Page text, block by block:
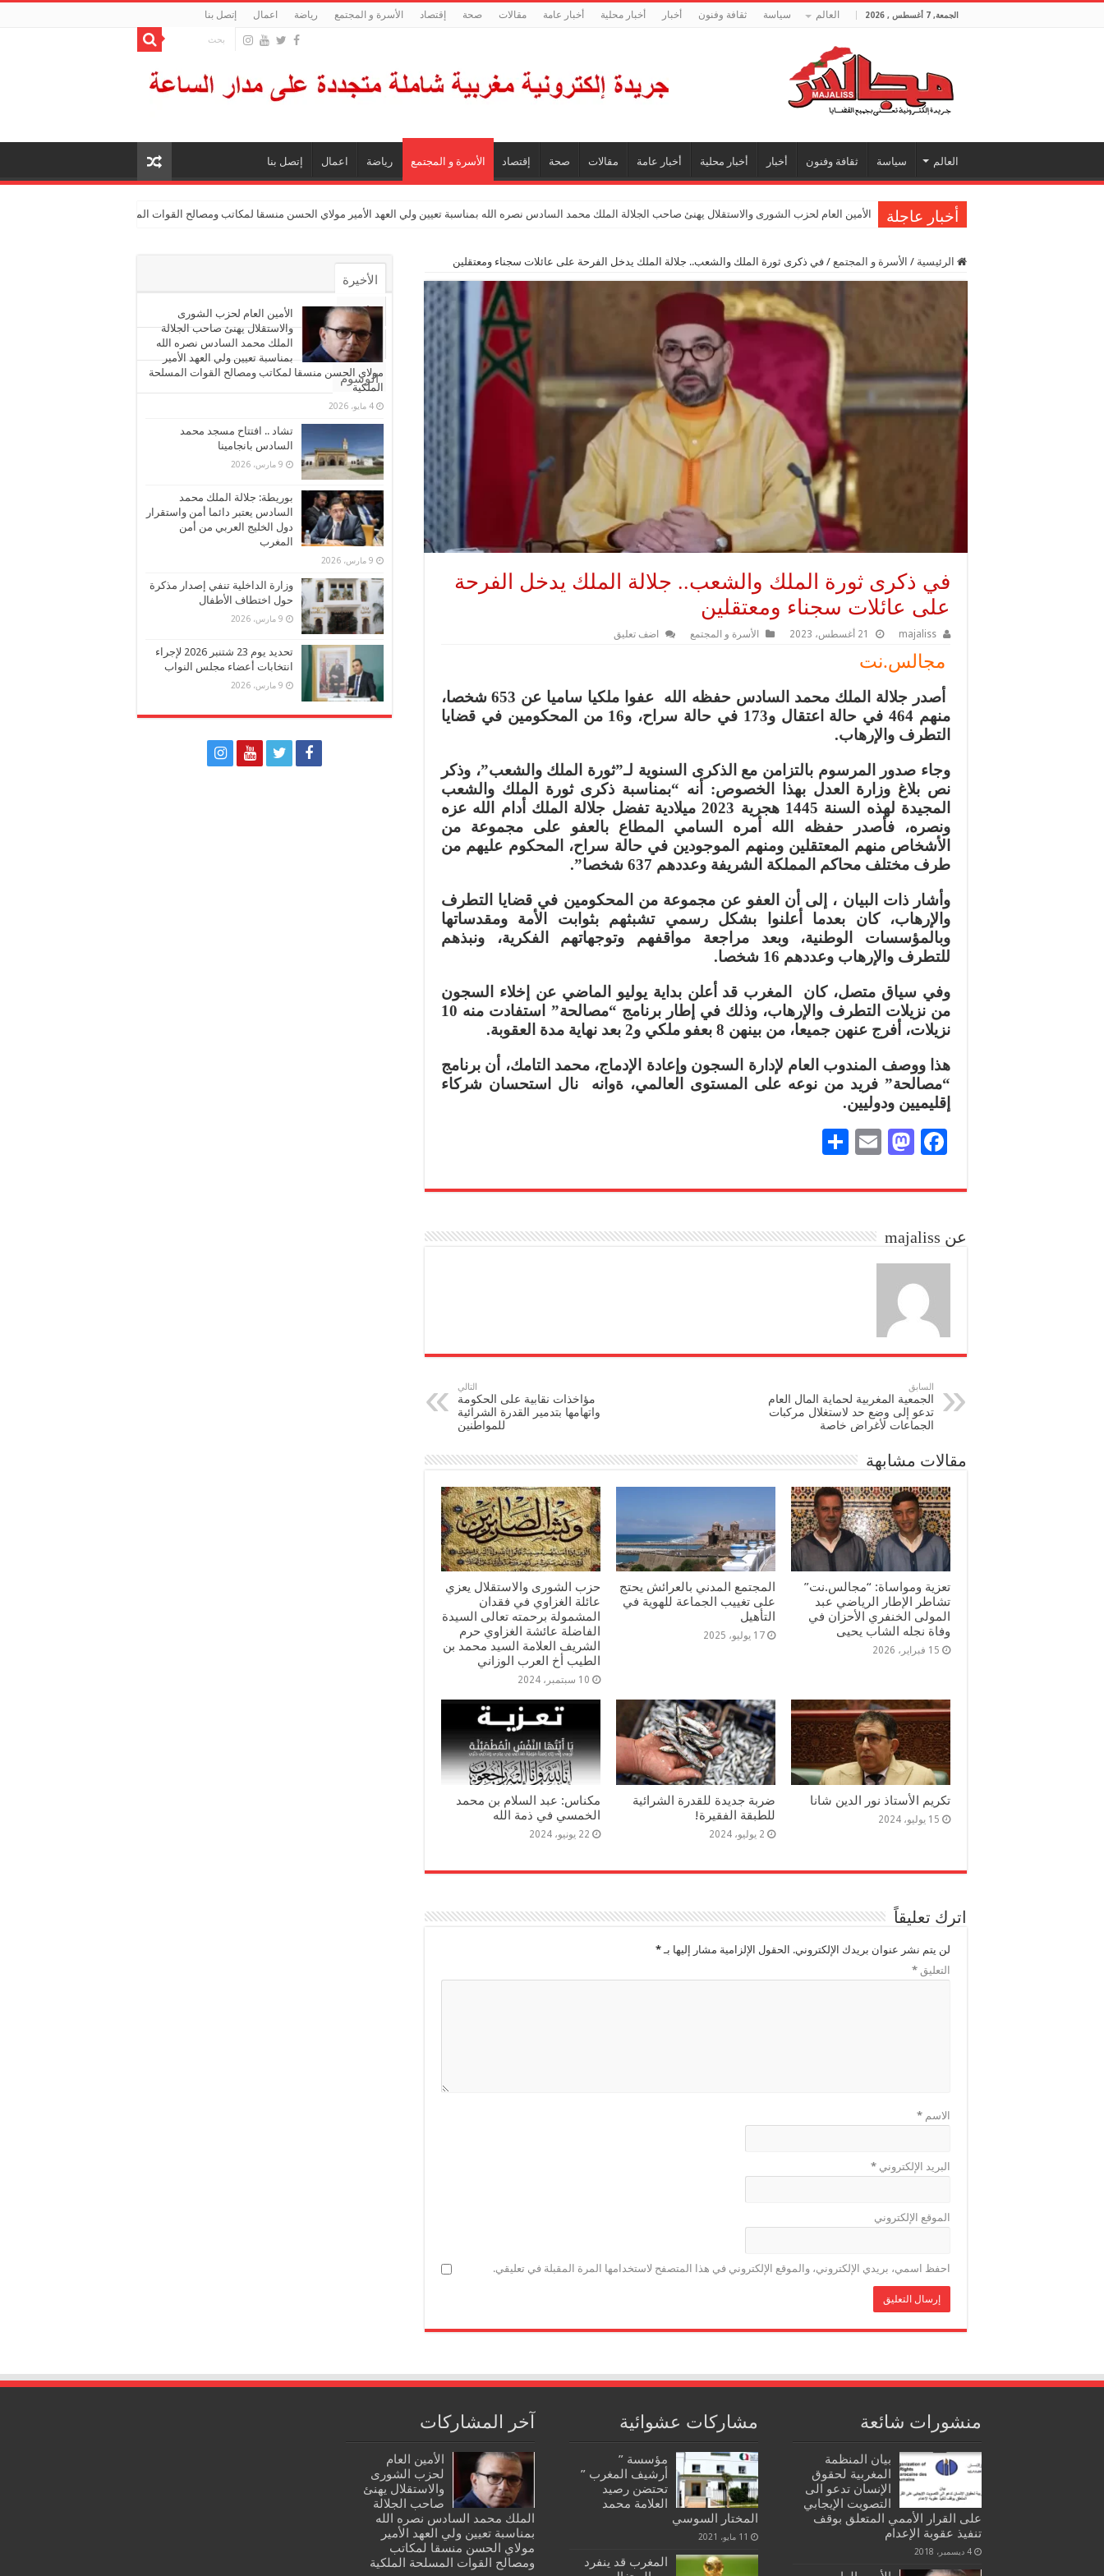
الجمعة, 7 أغسطس , 2026 العالم سياسة ثقافة وفنون أخبار أخبار محلية أخبار عامة مقالات صحة إقتصاد الأسرة و المجتمع رياضة اعمال إتصل بنا
العالم سياسة ثقافة وفنون أخبار أخبار محلية أخبار عامة مقالات صحة إقتصاد الأسرة و المجتمع رياضة اعمال إتصل بنا
أخبار عاجلة الأمين العام لحزب الشورى والاستقلال يهنئ صاحب الجلالة الملك محمد السادس نصره الله بمناسبة تعيين ولي العهد الأمير مولاي الحسن منسقا لمكاتب ومصالح القوات المسلحة الملكية
الرئيسية / الأسرة و المجتمع / في ذكرى ثورة الملك والشعب.. جلالة الملك يدخل الفرحة على عائلات سجناء ومعتقلين
في ذكرى ثورة الملك والشعب.. جلالة الملك يدخل الفرحة
على عائلات سجناء ومعتقلين
majaliss 21 أغسطس، 2023 الأسرة و المجتمع اضف تعليق
مجالس.نت
أصدر جلالة الملك محمد السادس حفظه الله عفوا ملكيا ساميا عن 653 شخصا،
منهم 464 في حالة اعتقال و173 في حالة سراح، و16 من المحكومين في قضايا
التطرف والإرهاب.
وجاء صدور المرسوم بالتزامن مع الذكرى السنوية لـ”ثورة الملك والشعب”، وذكر
نص بلاغ وزارة العدل بهذا الخصوص: أنه “بمناسبة ذكرى ثورة الملك والشعب
المجيدة لهذه السنة 1445 هجرية 2023 ميلادية تفضل جلالة الملك أدام الله عزه
ونصره، فأصدر حفظه الله أمره السامي المطاع بالعفو على مجموعة من
الأشخاص منهم المعتقلين ومنهم الموجودين في حالة سراح، المحكوم عليهم من
طرف مختلف محاكم المملكة الشريفة وعددهم 637 شخصا”.
وأشار ذات البيان ، إلى أن العفو عن مجموعة من المحكومين في قضايا التطرف
والإرهاب، كان بعدما أعلنوا بشكل رسمي تشبثهم بثوابت الأمة ومقدساتها
وبالمؤسسات الوطنية، وبعد مراجعة مواقفهم وتوجهاتهم الفكرية، ونبذهم
للتطرف والإرهاب وعددهم 16 شخصا.
وفي سياق متصل، كان المغرب قد أعلن بداية يوليو الماضي عن إخلاء السجون
من نزيلات التطرف والإرهاب، وذلك في إطار برنامج “مصالحة” استفادت منه 10
نزيلات، أفرج عنهن جميعا، من بينهن 8 بعفو ملكي و2 بعد نهاية مدة العقوبة.
هذا ووصف المندوب العام لإدارة السجون وإعادة الإدماج، محمد التامك، أن برنامج
“مصالحة” فريد من نوعه على المستوى العالمي، ةوانه نال استحسان شركاء
إقليميين ودوليين.
Fa
bo
M
to
n
E
ail
re
عن majaliss
السابق
الجمعية المغربية لحماية المال العام
تدعو إلى وضع حد لاستغلال مركبات
الجماعات لأغراض خاصة
التالي
مؤاخذات نقابية على الحكومة
واتهامها بتدمير القدرة الشرائية
للمواطنين
مقالات مشابهة
تعزية ومواساة: “مجالس.نت”
تشاطر الإطار الرياضي عبد
المولى الخنفري الأحزان في
وفاة نجله الشاب يحيى
15 فبراير، 2026
المجتمع المدني بالعرائش يحتج
على تغييب الجماعة للهوية في
التأهيل
17 يوليو، 2025
حزب الشورى والاستقلال يعزي
عائلة الغزاوي في فقدان
المشمولة برحمته تعالى السيدة
الفاضلة عائشة الغزاوي حرم
الشريف العلامة السيد محمد بن
الطيب أخ العرب الوزاني
10 سبتمبر، 2024
تكريم الأستاذ نور الدين شانا
15 يوليو، 2024
ضربة جديدة للقدرة الشرائية
للطبقة الفقيرة!
2 يوليو، 2024
مكناس: عبد السلام بن محمد
الخمسي في ذمة الله
22 يونيو، 2024
اترك تعليقاً
لن يتم نشر عنوان بريدك الإلكتروني. الحقول الإلزامية مشار إليها بـ *
التعليق *
الاسم *
البريد الإلكتروني *
الموقع الإلكتروني
احفظ اسمي، بريدي الإلكتروني، والموقع الإلكتروني في هذا المتصفح لاستخدامها المرة المقبلة في تعليقي.
الأخيرة
الأشهر
تعليقات
الوسوم
الأمين العام لحزب الشورى
والاستقلال يهنئ صاحب الجلالة
الملك محمد السادس نصره الله
بمناسبة تعيين ولي العهد الأمير
مولاي الحسن منسقا لمكاتب ومصالح القوات المسلحة
الملكية
4 مايو، 2026
تشاد .. افتتاح مسجد محمد
السادس بانجامينا
9 مارس، 2026
بوريطة: جلالة الملك محمد
السادس يعتبر دائما أمن واستقرار
دول الخليج العربي من أمن
المغرب
9 مارس، 2026
وزارة الداخلية تنفي إصدار مذكرة
حول اختطاف الأطفال
9 مارس، 2026
تحديد يوم 23 شتنبر 2026 لإجراء
انتخابات أعضاء مجلس النواب
9 مارس، 2026
منشورات شائعة
بيان المنظمة
المغربية لحقوق
الإنسان تدعو الى
التصويت الإيجابي
على القرار الأممي المتعلق بوقف
تنفيذ عقوبة الإعدام
4 ديسمبر، 2018
مشاركات عشوائية
مؤسسة ”
أرشيف المغرب ”
تحتضن رصيد
العلامة محمد
المختار السوسي
11 مايو، 2021
المغرب قد ينفرد
آخر المشاركات
الأمين العام
لحزب الشورى
والاستقلال يهنئ
صاحب الجلالة
الملك محمد السادس نصره الله
بمناسبة تعيين ولي العهد الأمير
مولاي الحسن منسقا لمكاتب
ومصالح القوات المسلحة الملكية